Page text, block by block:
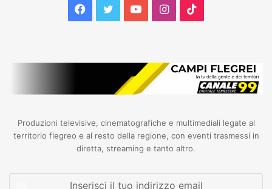
Facebook
TwitterYouTubeInstagram
Produzioni televisive, cinematografiche e multimediali legate al
territorio flegreo e al resto della regione, con eventi trasmessi in
diretta, streaming e tanto altro.